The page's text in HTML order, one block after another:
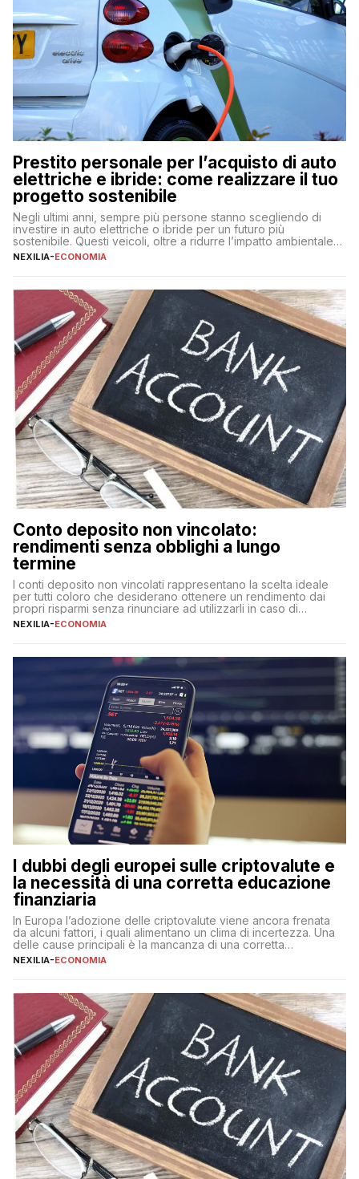
Prestito personale per l’acquisto di auto
elettriche e ibride: come realizzare il tuo
progetto sostenibile
Negli ultimi anni, sempre più persone stanno scegliendo di
investire in auto elettriche o ibride per un futuro più
sostenibile. Questi veicoli, oltre a ridurre l’impatto ambientale,
offrono vantaggi economici a lungo termine, come minori costi
fare se non […]
NEXILIA-ECONOMIA
Conto deposito non vincolato:
rendimenti senza obblighi a lungo
termine
I conti deposito non vincolati rappresentano la scelta ideale
per tutti coloro che desiderano ottenere un rendimento dai
propri risparmi senza rinunciare ad utilizzarli in caso di
necessità. A differenza delle forme vincolate tradizionali,
flessibilità e rendimento. Come funzionano […]
NEXILIA-ECONOMIA
I dubbi degli europei sulle criptovalute e
la necessità di una corretta educazione
finanziaria
In Europa l’adozione delle criptovalute viene ancora frenata
da alcuni fattori, i quali alimentano un clima di incertezza. Una
delle cause principali è la mancanza di una corretta
educazione finanziaria, che impedisce ad una larga parte della
sulle criptovalute: […]
NEXILIA-ECONOMIA